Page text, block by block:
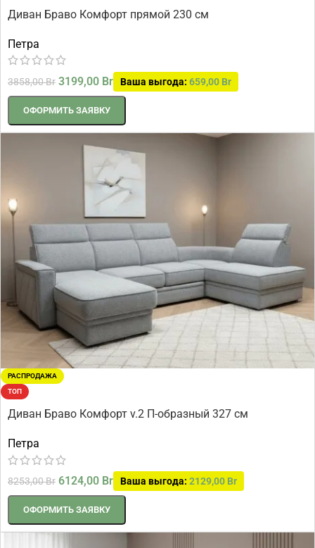
Диван Браво Комфорт прямой 230 см
Петра
3858,00Br 3199,00 Br Ваша выгода: 659,00 Br
ОФОРМИТЬ ЗАЯВКУ
РАСПРОДАЖА
ТОП
Диван Браво Комфорт v.2 П-образный 327 см
Петра
8253,00Br 6124,00 Br Ваша выгода: 2129,00 Br
ОФОРМИТЬ ЗАЯВКУ